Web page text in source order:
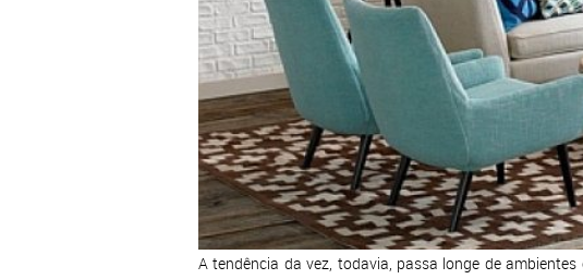
A tendência da vez, todavia, passa longe de